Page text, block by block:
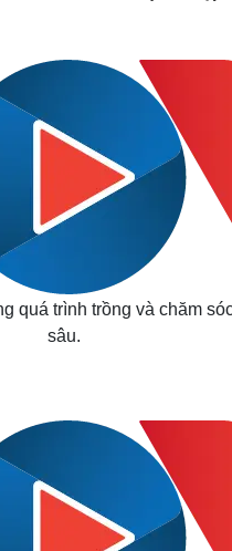
Thế giới thể thao
Văn hóa
Sân khấu - Điện ảnh
Văn học
Âm nhạc
quá trình trồng và chăm
sâu.